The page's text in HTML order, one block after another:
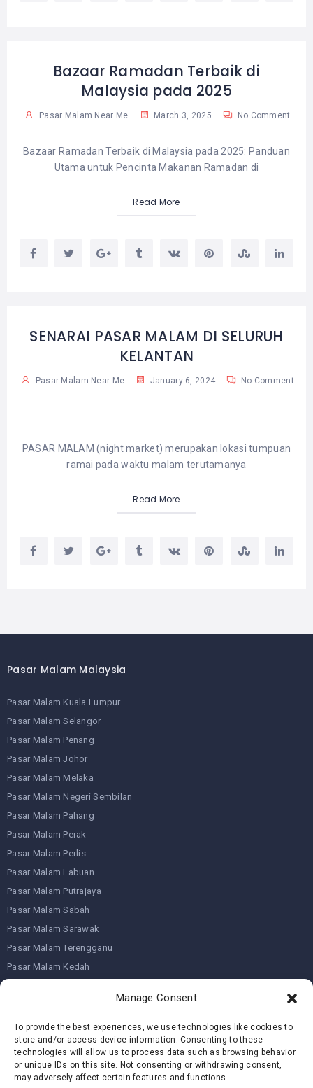
Manage Consent
To provide the best experiences, we use technologies like cookies to
store and/or access device information. Consenting to these
technologies will allow us to process data such as browsing behavior
or unique IDs on this site. Not consenting or withdrawing consent,
may adversely affect certain features and functions.
Bazaar Ramadan Terbaik di
Malaysia pada 2025
Pasar Malam Near Me March 3, 2025 No Comment
Bazaar Ramadan Terbaik di Malaysia pada 2025: Panduan
Utama untuk Pencinta Makanan Ramadan di
Read More
SENARAI PASAR MALAM DI SELURUH
KELANTAN
Pasar Malam Near Me January 6, 2024 No Comment
PASAR MALAM (night market) merupakan lokasi tumpuan
ramai pada waktu malam terutamanya
Read More
Pasar Malam Malaysia
Pasar Malam Kuala Lumpur
Pasar Malam Selangor
Pasar Malam Penang
Pasar Malam Johor
Pasar Malam Melaka
Pasar Malam Negeri Sembilan
Pasar Malam Pahang
Pasar Malam Perak
Pasar Malam Perlis
Pasar Malam Labuan
Pasar Malam Putrajaya
Pasar Malam Sabah
Pasar Malam Sarawak
Pasar Malam Terengganu
Pasar Malam Kedah
Join us on
We don’t send spam so don’t worry.